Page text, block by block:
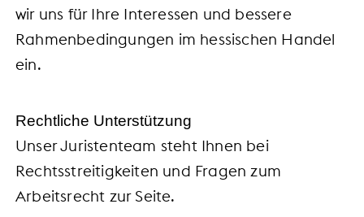
wir uns für Ihre Interessen und bessere
Rahmenbedingungen im hessischen Handel
ein.
Rechtliche Unterstützung
Unser Juristenteam steht Ihnen bei
Rechtsstreitigkeiten und Fragen zum
Arbeitsrecht zur Seite.